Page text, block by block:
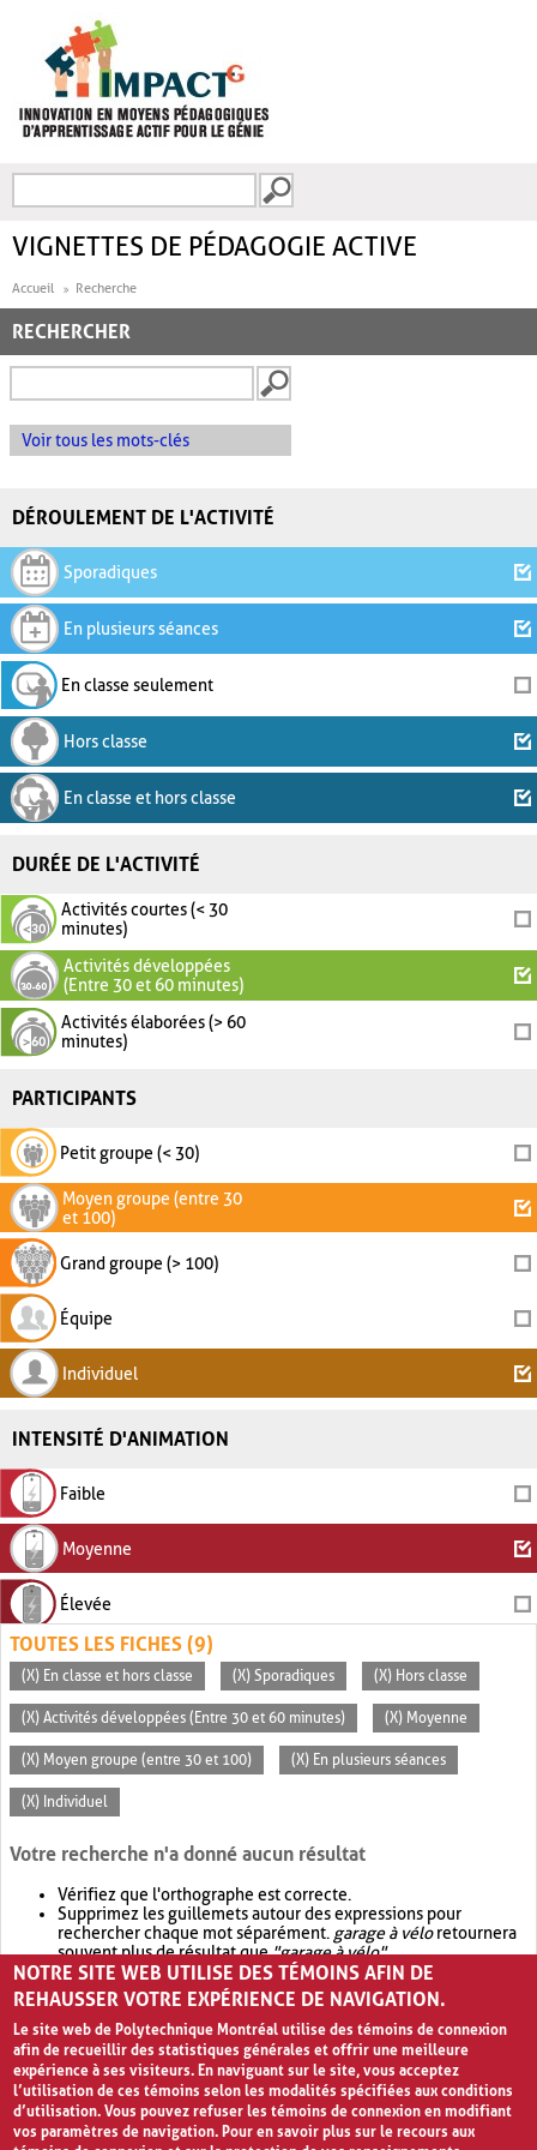
FORMULAIRE DE
VIGNETTES DE PÉDAGOGIE ACTIVE
Accueil Recherche
RECHERCHER
Voir tous les mots-clés
DÉROULEMENT DE L'ACTIVITÉ
Sporadiques
En plusieurs séances
En classe seulement
Hors classe
En classe et hors classe
DURÉE DE L'ACTIVITÉ
Activités courtes (< 30
minutes)
Activités développées
(Entre 30 et 60 minutes)
Activités élaborées (> 60
minutes)
PARTICIPANTS
Petit groupe (< 30)
Moyen groupe (entre 30
et 100)
Grand groupe (> 100)
Équipe
Individuel
INTENSITÉ D'ANIMATION
Faible
Moyenne
Élevée
TOUTES LES FICHES (9)
(X) En classe et hors classe (X) Sporadiques (X) Hors classe
(X) Activités développées (Entre 30 et 60 minutes) (X) Moyenne
(X) Moyen groupe (entre 30 et 100) (X) En plusieurs séances
(X) Individuel
Votre recherche n'a donné aucun résultat
Vérifiez que l'orthographe est correcte.
Supprimez les guillemets autour des expressions pour
rechercher chaque mot séparément. garage à véloretournera
souvent plus de résultat que"garage à vélo".
Envisagez d'élargir votre recherche avec OR.garage OR vélo
retournera souvent plus de résultat quegarage à vélo
NOTRE SITE WEB UTILISE DES TÉMOINS AFIN DE
REHAUSSER VOTRE EXPÉRIENCE DE NAVIGATION.
Le site web de Polytechnique Montréal utilise des témoins de connexion
afin de recueillir des statistiques générales et offrir une meilleure
expérience à ses visiteurs. En naviguant sur le site, vous acceptez
l’utilisation de ces témoins selon les modalités spécifiées aux conditions
d’utilisation. Vous pouvez refuser les témoins de connexion en modifiant
vos paramètres de navigation. Pour en savoir plus sur le recours aux